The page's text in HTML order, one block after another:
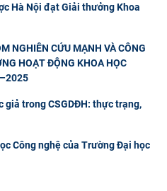
Hà Nội đạt Giải thưởng Khoa
NGHIÊN CỨU MẠNH VÀ CÔNG
HOẠT ĐỘNG KHOA HỌC
giả trong CSGDĐH: thực trạng,
Công nghệ của Trường Đại học